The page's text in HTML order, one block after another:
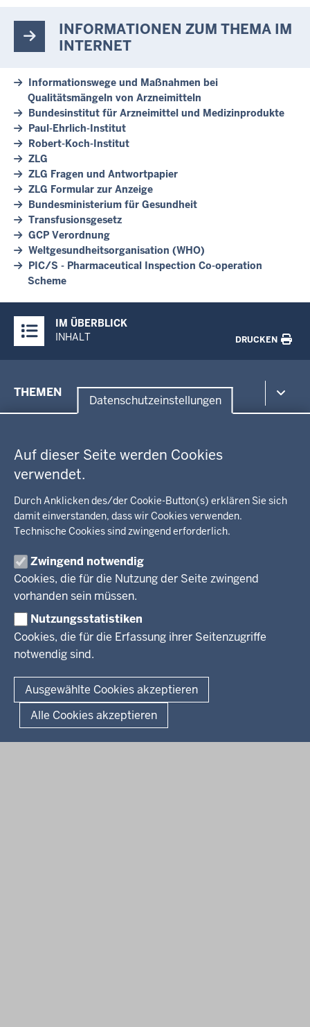
Datenschutzeinstellungen
Auf dieser Seite werden Cookies
verwendet.
Durch Anklicken des/der Cookie-Button(s) erklären Sie sich
damit einverstanden, dass wir Cookies verwenden.
Technische Cookies sind zwingend erforderlich.
Zwingend notwendig
Cookies, die für die Nutzung der Seite zwingend
vorhanden sein müssen.
Nutzungsstatistiken
Cookies, die für die Erfassung ihrer Seitenzugriffe
notwendig sind.
Ausgewählte Cookies akzeptieren
Alle Cookies akzeptieren
INFORMATIONEN ZUM THEMA IM
INTERNET
Informationswege und Maßnahmen bei
Qualitätsmängeln von Arzneimitteln
Bundesinstitut für Arzneimittel und Medizinprodukte
Paul-Ehrlich-Institut
Robert-Koch-Institut
ZLG
ZLG Fragen und Antwortpapier
ZLG Formular zur Anzeige
Bundesministerium für Gesundheit
Transfusionsgesetz
GCP Verordnung
Weltgesundheitsorganisation (WHO)
PIC/S - Pharmaceutical Inspection Co-operation
Scheme
Inhalte
IM ÜBERBLICK
INHALT
DRUCKEN
der
THEMEN
Kommunalaufsicht, Planung, Verkehr
Energie, Bergbau
Recht, Ordnung
Integration, Migration
Behördenleitung
Regierungsbezirk
KARRIERE
Stellenausschreibungen
Aktuelle Ausbildungsstellen und Praktika
Pressestelle
Social Media
BEKANNTMACHUNGEN
Amtsblatt
© 2026 Bezirksregierung Arnsberg
Fußzeile
Impressum Datenschutz Barrierefreiheit
Kurzlink zu dieser Seite